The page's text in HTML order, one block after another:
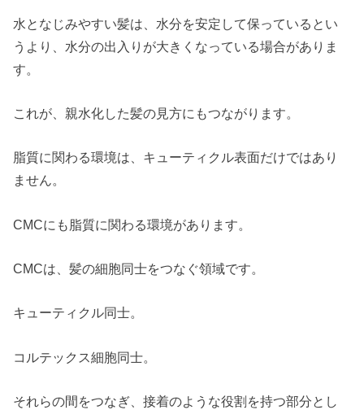
水となじみやすい髪は、水分を安定して保っているとい
うより、水分の出入りが大きくなっている場合がありま
す。
これが、親水化した髪の見方にもつながります。
脂質に関わる環境は、キューティクル表面だけではあり
ません。
CMCにも脂質に関わる環境があります。
CMCは、髪の細胞同士をつなぐ領域です。
キューティクル同士。
コルテックス細胞同士。
それらの間をつなぎ、接着のような役割を持つ部分とし